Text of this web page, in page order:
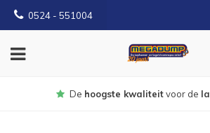
0524 - 551004
hoogste kwaliteitvoor delaagste prijs